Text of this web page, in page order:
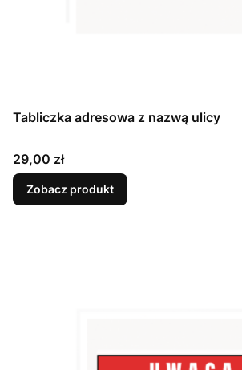
Tabliczka adresowa z nazwą ulicy
Cena
29,00 zł
Zobacz produkt